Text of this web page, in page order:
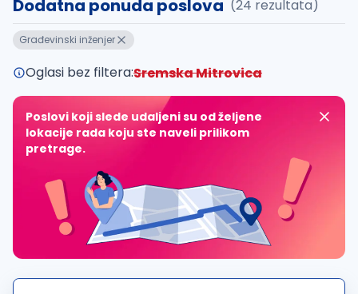
Dodatna ponuda poslova (24 rezultata)
Građevinski inženjer
Oglasi bez filtera:Sremska Mitrovica
Poslovi koji slede udaljeni su od željene
lokacije rada koju ste naveli prilikom
pretrage.